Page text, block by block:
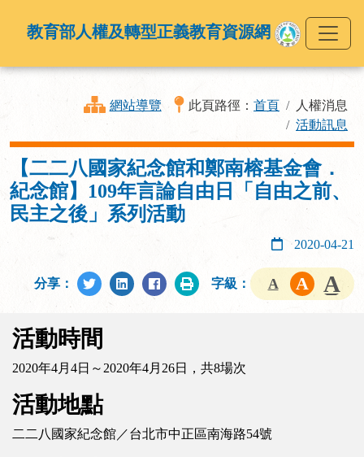
教育部人權及轉型正義教育資源網
網站導覽 此頁路徑： 首頁
人權消息
活動訊息
【二二八國家紀念館和鄭南榕基金會．
紀念館】109年言論自由日「自由之前、
民主之後」系列活動
2020-04-21
分享： 字級：
活動時間
2020年4月4日～2020年4月26日，共8場次
活動地點
二二八國家紀念館／台北市中正區南海路54號